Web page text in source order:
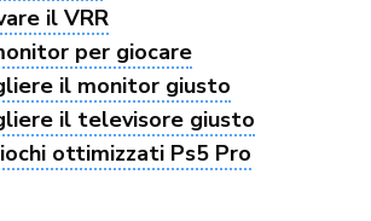
il VRR
per giocare
il monitor giusto
il televisore giusto
ottimizzati Ps5 Pro